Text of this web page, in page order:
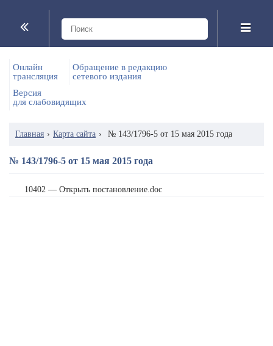
Онлайн
трансляция
Обращение в редакцию
сетевого издания
Версия
для слабовидящих
Главная › Карта сайта › № 143/1796-5 от 15 мая 2015 года
№ 143/1796-5 от 15 мая 2015 года
10402 — Открыть постановление.doc